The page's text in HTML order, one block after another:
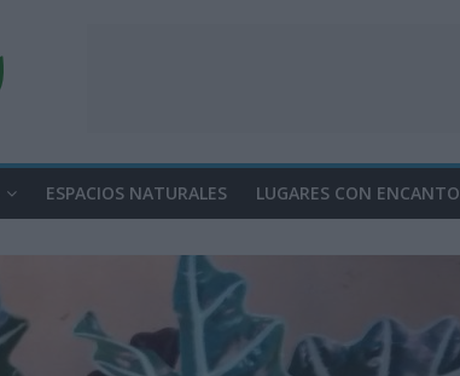
ESPACIOS NATURALES LUGARES CON ENCANTO